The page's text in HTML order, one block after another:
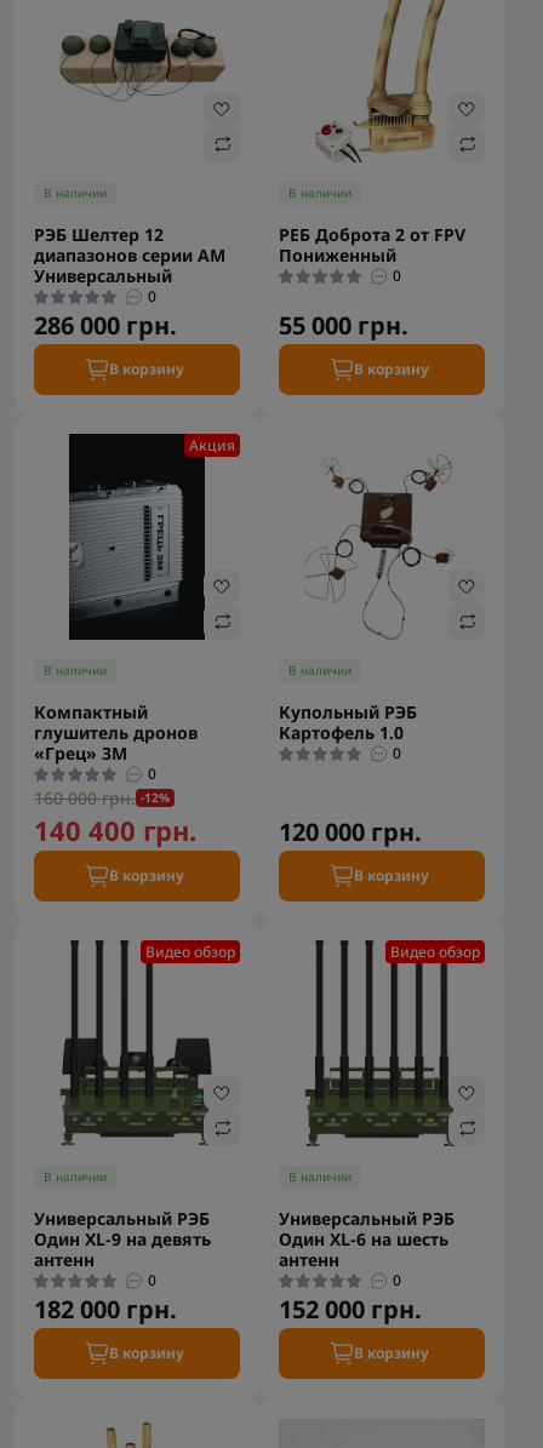
В наличии
РЭБ Шелтер 12
диапазонов серии АМ
Универсальный
0
286 000 грн.
В корзину
В наличии
РЕБ Доброта 2 от FPV
Пониженный
0
55 000 грн.
В корзину
Акция
В наличии
Компактный
глушитель дронов
«Грец» 3М
0
160 000 грн. -12%
140 400 грн.
В корзину
В наличии
Купольный РЭБ
Картофель 1.0
0
120 000 грн.
В корзину
Видео обзор
В наличии
Универсальный РЭБ
Один XL-9 на девять
антенн
0
182 000 грн.
В корзину
Видео обзор
В наличии
Универсальный РЭБ
Один XL-6 на шесть
антенн
0
152 000 грн.
В корзину